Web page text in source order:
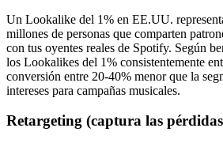
Un Lookalike del 1% en EE.UU.
millones de personas que comparten
con tus oyentes reales de Spotify. Según
los Lookalikes del 1% consistentemente
conversión entre 20-40% menor que la
intereses para campañas musicales.
Retargeting (captura las